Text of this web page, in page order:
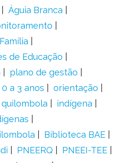
Águia Branca
de Educação
plano de gestão
0 a 3 anos
orientação
quilombola
indígena
Biblioteca BAE
PNEERQ
PNEEI-TEE